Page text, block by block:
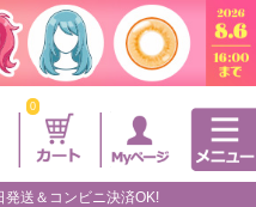
0
送＆コンビニ決済OK!